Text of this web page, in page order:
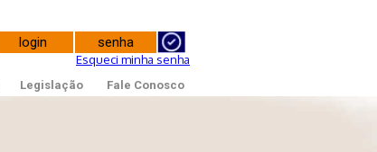
Esqueci minha senha
Legislação Fale Conosco